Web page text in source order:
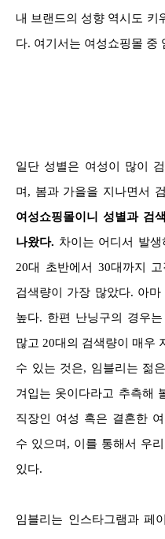
내 브랜드의 성향 역시도 키
다. 여기서는 여성쇼핑몰 중
일단 성별은 여성이 많이
며, 봄과 가을을 지나면서
여성쇼핑몰이니 성별과 검
나왔다. 차이는 어디서 발생
20대 초반에서 30대까지
검색량이 가장 많았다. 아
높다. 한편 난닝구의 경우
많고 20대의 검색량이 매우
수 있는 것은, 임블리는 젊
겨입는 옷이다라고 추측해
직장인 여성 혹은 결혼한
수 있으며, 이를 통해서 우
있다.
임블리는 인스타그램과 페